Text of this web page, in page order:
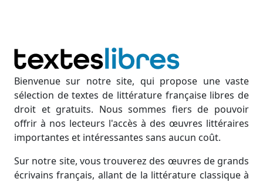
Bienvenue sur notre site, qui propose une vaste
sélection de textes de littérature française libres de
droit et gratuits. Nous sommes fiers de pouvoir
offrir à nos lecteurs l'accès à des œuvres littéraires
importantes et intéressantes sans aucun coût.
Sur notre site, vous trouverez des œuvres de grands
écrivains français, allant de la littérature classique à